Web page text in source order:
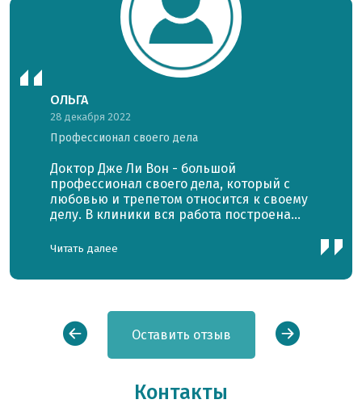
ОЛЬГА
28 декабря 2022
Профессионал своего дела
Доктор Дже Ли Вон - большой
профессионал своего дела, который с
любовью и трепетом относится к своему
делу. В клиники вся работа построена
исключительно приветливый и
вынесенных другими врачами о
и помог поверить в выздоровление.
После первого курса уже почувствовала
первые ощутимые улучшения, смогла
движения кистями рук. Хотя
специалисты ревматологи и ортопеды
Читать далее
Оставить отзыв
Контакты